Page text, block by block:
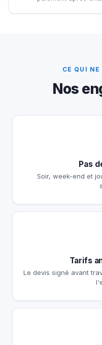
CE QUI
Nos
Pas
Soir, week-end et
Tarifs
Le devis signé avant